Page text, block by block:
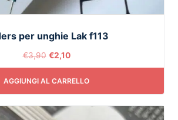
per unghie Lak f113
€3,90 €2,10
AGGIUNGI AL CARRELLO